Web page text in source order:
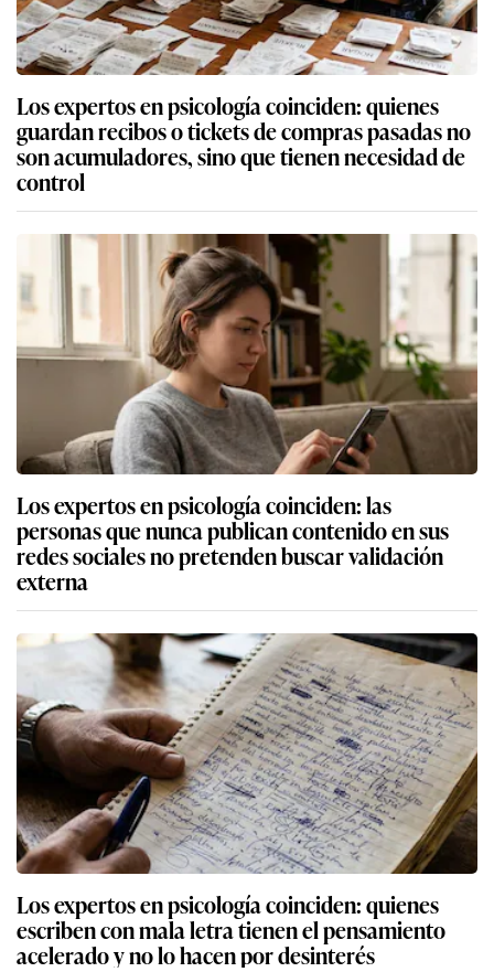
Los expertos en psicología coinciden: quienes
guardan recibos o tickets de compras pasadas no
son acumuladores, sino que tienen necesidad de
control
Los expertos en psicología coinciden: las
personas que nunca publican contenido en sus
redes sociales no pretenden buscar validación
externa
Los expertos en psicología coinciden: quienes
escriben con mala letra tienen el pensamiento
acelerado y no lo hacen por desinterés